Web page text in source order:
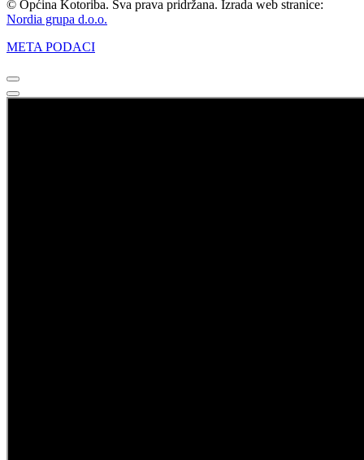
© Općina Kotoriba. Sva prava pridržana. Izrada web stranice:
Nordia grupa d.o.o.
META PODACI